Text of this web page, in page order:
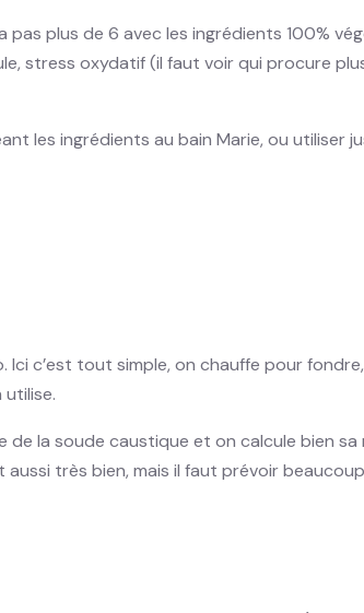
plus de 6 avec les ingrédients 100%
stress oxydatif (il faut voir qui procure
les ingrédients au bain Marie, ou utiliser
c’est tout simple, on chauffe pour
la soude caustique et on calcule bien
très bien, mais il faut prévoir